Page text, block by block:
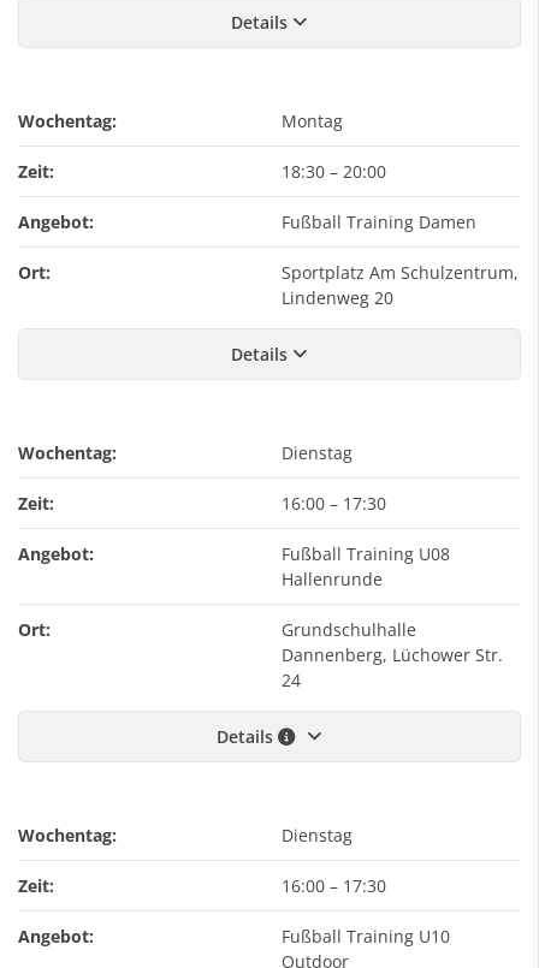
Details
Wochentag: Montag
Zeit: 18:30 – 20:00
Angebot: Fußball Training Damen
Ort:
Sportplatz Am Schulzentrum,
Lindenweg 20
Details
Wochentag: Dienstag
Zeit: 16:00 – 17:30
Angebot:
Fußball Training U08
Hallenrunde
Ort:
Grundschulhalle
Dannenberg, Lüchower Str.
24
Details
Wochentag: Dienstag
Zeit: 16:00 – 17:30
Angebot:
Fußball Training U10
Outdoor